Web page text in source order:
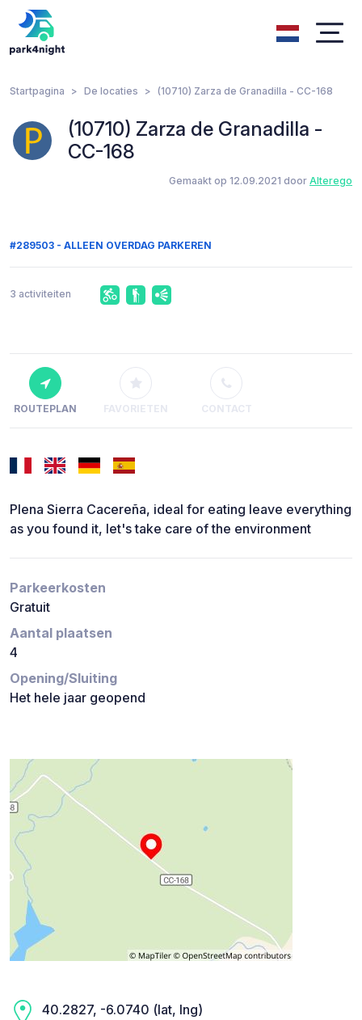
Startpagina De locaties (10710) Zarza de Granadilla - CC-168
(10710) Zarza de Granadilla -
CC-168
Gemaakt op 12.09.2021 door Alterego
#289503 - ALLEEN OVERDAG PARKEREN
3 activiteiten
ROUTEPLAN FAVORIETEN CONTACT
Plena Sierra Cacereña, ideal for eating leave everything
as you found it, let's take care of the environment
Parkeerkosten
Gratuit
Aantal plaatsen
4
Opening/Sluiting
Het hele jaar geopend
40.2827, -6.0740 (lat, lng)